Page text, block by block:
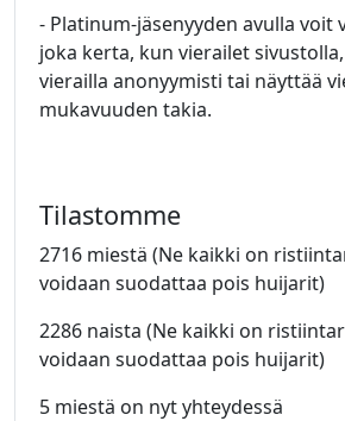
- Platinum-jäsenyyden avulla voit
joka kerta, kun vierailet
vierailla anonyymisti tai näyttää
mukavuuden takia.
Tilastomme
2716 miestä (Ne kaikki on
voidaan suodattaa pois huijarit)
2286 naista (Ne kaikki on
voidaan suodattaa pois huijarit)
5 miestä on nyt yhteydessä